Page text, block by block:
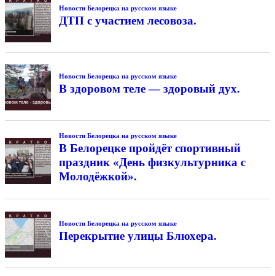
Новости Белорецка на русском языке
ДТП с участием лесовоза.
Новости Белорецка на русском языке
В здоровом теле — здоровый дух.
Новости Белорецка на русском языке
В Белорецке пройдёт спортивный
праздник «День физкультурника с
Молодёжкой».
Новости Белорецка на русском языке
Перекрытие улицы Блюхера.